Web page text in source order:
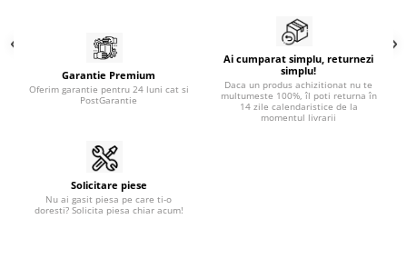
Piese compresor
Piese drujbe
Piese generatoare
Piese motocoase 2T
Piese motocoase 4T
Piese motocositoare
Garantie Premium
Oferim garantie pentru 24 luni cat si
PostGarantie
Ai cumparat simplu, returnezi
simplu!
Daca un produs achizitionat nu te
multumeste 100%, îl poti returna în
14 zile calendaristice de la
momentul livrarii
Solicitare piese
Nu ai gasit piesa pe care ti-o
doresti? Solicita piesa chiar acum!